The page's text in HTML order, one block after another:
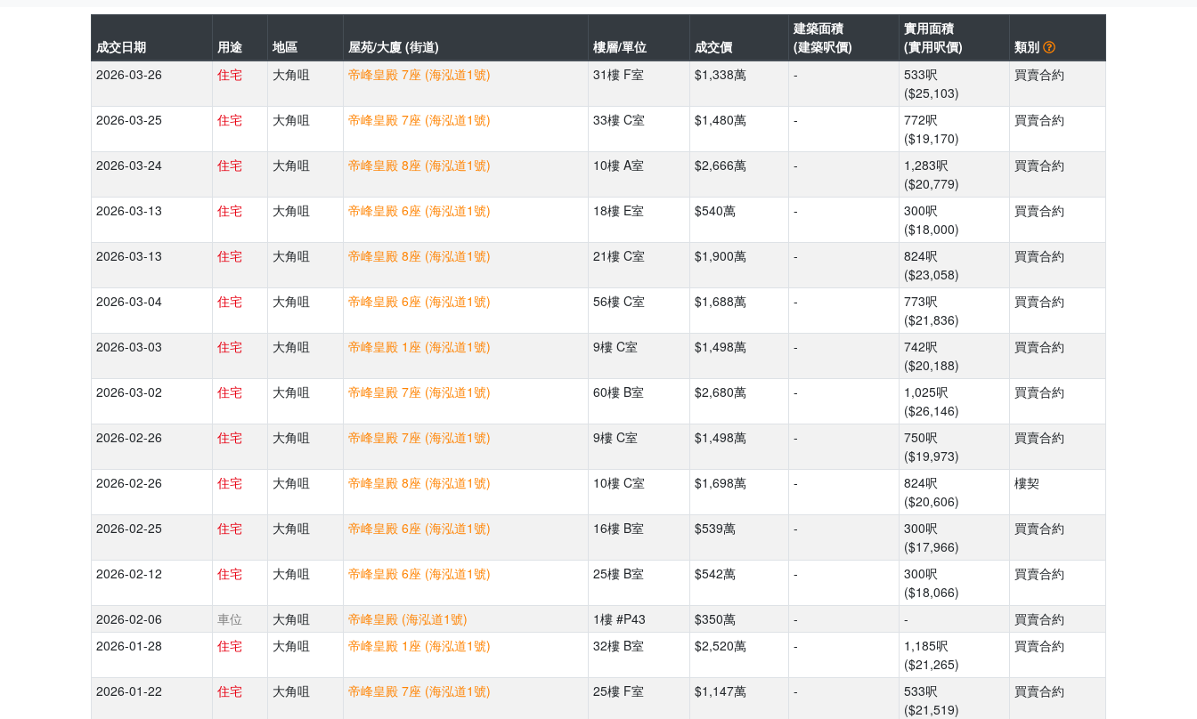
成交日期 用途 地區 屋苑/大廈 (街道) 樓層/單位 成交價
建築面積
(建築呎價)
實用面積
(實用呎價)
類別
2026-03-26
住宅 大角咀 帝峰皇殿 7座 (海泓道1號) 31樓 F室 $1,338萬 -
533呎
($25,103)
買賣合約
2026-03-25 住宅 大角咀 帝峰皇殿 7座 (海泓道1號) 33樓 C室 $1,480萬 -
772呎
($19,170)
買賣合約
2026-03-24 住宅 大角咀 帝峰皇殿 8座 (海泓道1號) 10樓 A室 $2,666萬 -
1,283呎
($20,779)
買賣合約
2026-03-13 住宅 大角咀 帝峰皇殿 6座 (海泓道1號) 18樓 E室 $540萬 -
300呎
($18,000)
買賣合約
2026-03-13 住宅 大角咀 帝峰皇殿 8座 (海泓道1號) 21樓 C室 $1,900萬 -
824呎
($23,058)
買賣合約
2026-03-04 住宅 大角咀 帝峰皇殿 6座 (海泓道1號) 56樓 C室 $1,688萬 -
773呎
($21,836)
買賣合約
2026-03-03 住宅 大角咀 帝峰皇殿 1座 (海泓道1號) 9樓 C室 $1,498萬 -
742呎
($20,188)
買賣合約
2026-03-02 住宅 大角咀 帝峰皇殿 7座 (海泓道1號) 60樓 B室 $2,680萬 -
1,025呎
($26,146)
買賣合約
2026-02-26 住宅 大角咀 帝峰皇殿 7座 (海泓道1號) 9樓 C室 $1,498萬 -
750呎
($19,973)
買賣合約
2026-02-26 住宅 大角咀 帝峰皇殿 8座 (海泓道1號) 10樓 C室 $1,698萬 -
824呎
($20,606)
樓契
2026-02-25 住宅 大角咀 帝峰皇殿 6座 (海泓道1號) 16樓 B室 $539萬 -
300呎
($17,966)
買賣合約
2026-02-12 住宅 大角咀 帝峰皇殿 6座 (海泓道1號) 25樓 B室 $542萬 -
300呎
($18,066)
買賣合約
2026-02-06 車位 大角咀 帝峰皇殿 (海泓道1號) 1樓 #P43 $350萬 - -
買賣合約
2026-01-28
住宅 大角咀 帝峰皇殿 1座 (海泓道1號) 32樓 B室 $2,520萬 -
1,185呎
($21,265)
買賣合約
2026-01-22 住宅 大角咀 帝峰皇殿 7座 (海泓道1號) 25樓 F室 $1,147萬 -
533呎
($21,519)
買賣合約